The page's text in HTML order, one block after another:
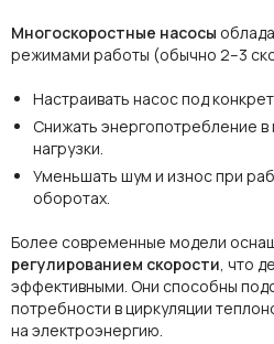
Многоскоростные насосы
режимами работы (обычно 2–3
Настраивать насос под
Снижать энергопотребление
нагрузки.
Уменьшать шум и износ при
оборотах.
Более современные модели
регулированием скорости, что
эффективными. Они способны
потребности в циркуляции
на электроэнергию.